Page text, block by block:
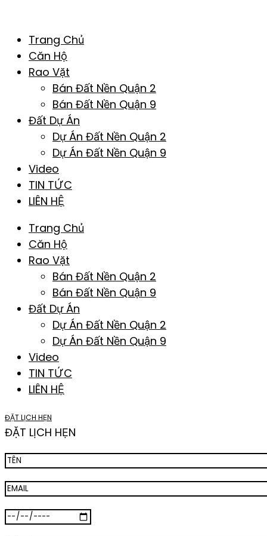
Trang Chủ
Căn Hộ
Rao Vặt
Bán Đất Nền Quận 2
Bán Đất Nền Quận 9
Đất Dự Án
Dự Án Đất Nền Quận 2
Dự Án Đất Nền Quận 9
Video
TIN TỨC
LIÊN HỆ
Trang Chủ
Căn Hộ
Rao Vặt
Bán Đất Nền Quận 2
Bán Đất Nền Quận 9
Đất Dự Án
Dự Án Đất Nền Quận 2
Dự Án Đất Nền Quận 9
Video
TIN TỨC
LIÊN HỆ
ĐẶT LỊCH HẸN
ĐẶT LỊCH HẸN